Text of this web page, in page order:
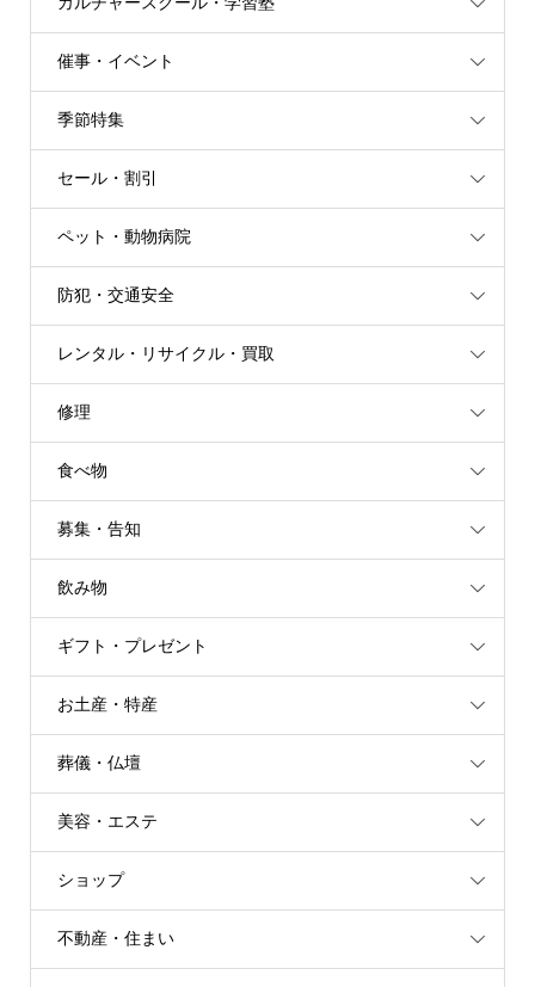
催事・イベント
季節特集
セール・割引
ペット・動物病院
防犯・交通安全
レンタル・リサイクル・買取
修理
食べ物
募集・告知
飲み物
ギフト・プレゼント
お土産・特産
葬儀・仏壇
美容・エステ
ショップ
不動産・住まい